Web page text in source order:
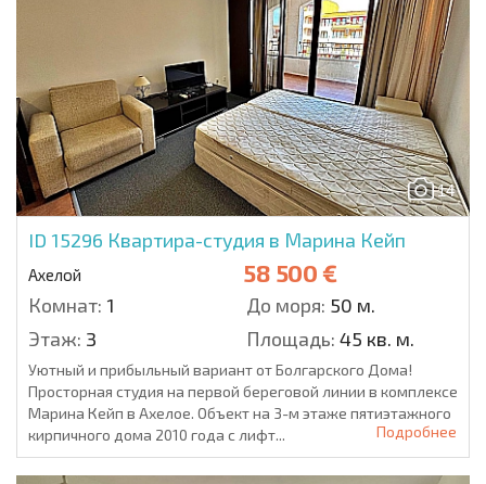
14
ID 15296 Квартира-студия в Марина Кейп
Ахелой 58 500 €
Комнат: 1 До моря: 50 м.
Этаж: 3 Площадь: 45 кв. м.
Уютный и прибыльный вариант от Болгарского Дома!
Просторная студия на первой береговой линии в комплексе
Марина Кейп в Ахелое. Объект на 3-м этаже пятиэтажного
кирпичного дома 2010 года с лифт...
Подробнее